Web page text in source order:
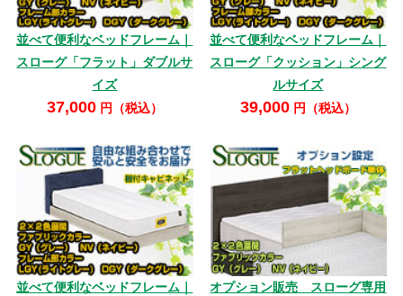
並べて便利なベッドフレーム｜
スローグ「フラット」ダブルサ
イズ
37,000円（税込）
並べて便利なベッドフレーム｜
スローグ「クッション」シング
ルサイズ
39,000円（税込）
並べて便利なベッドフレーム｜
オプション販売 スローグ専用